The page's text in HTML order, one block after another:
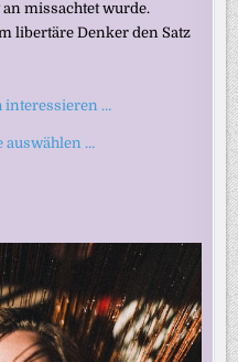
missachtet wurde.
libertäre Denker den Satz
interessieren …
auswählen …